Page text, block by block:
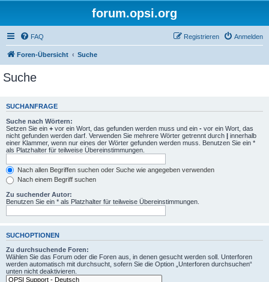
forum.opsi.org
FAQ Anmelden
Registrieren
Foren-Übersicht Suche
Suche
SUCHANFRAGE
Suche nach Wörtern:
Setzen Sie ein + vor ein Wort, das gefunden werden muss und ein - vor ein Wort, das
nicht gefunden werden darf. Verwenden Sie mehrere Wörter getrennt durch | innerhalb
einer Klammer, wenn nur eines der Wörter gefunden werden muss. Benutzen Sie ein *
als Platzhalter für teilweise Übereinstimmungen.
Nach allen Begriffen suchen oder Suche wie angegeben verwenden
Nach einem Begriff suchen
Zu suchender Autor:
Benutzen Sie ein * als Platzhalter für teilweise Übereinstimmungen.
SUCHOPTIONEN
Zu durchsuchende Foren:
Wählen Sie das Forum oder die Foren aus, in denen gesucht werden soll. Unterforen
werden automatisch mit durchsucht, sofern Sie die Option „Unterforen durchsuchen“
unten nicht deaktivieren.